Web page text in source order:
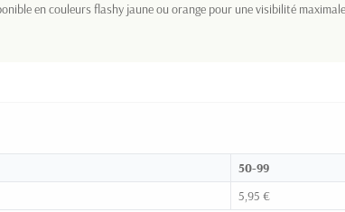
en couleurs flashy jaune ou orange pour une visibilité maximale
50-99
5,95 €